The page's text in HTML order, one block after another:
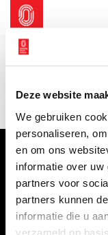
Deze website
We gebruiken
personaliseren,
en om ons
informatie over
partners voor
partners kunnen
informatie die u
verzameld op
VERHALEN
NIEUWS
KALENDER